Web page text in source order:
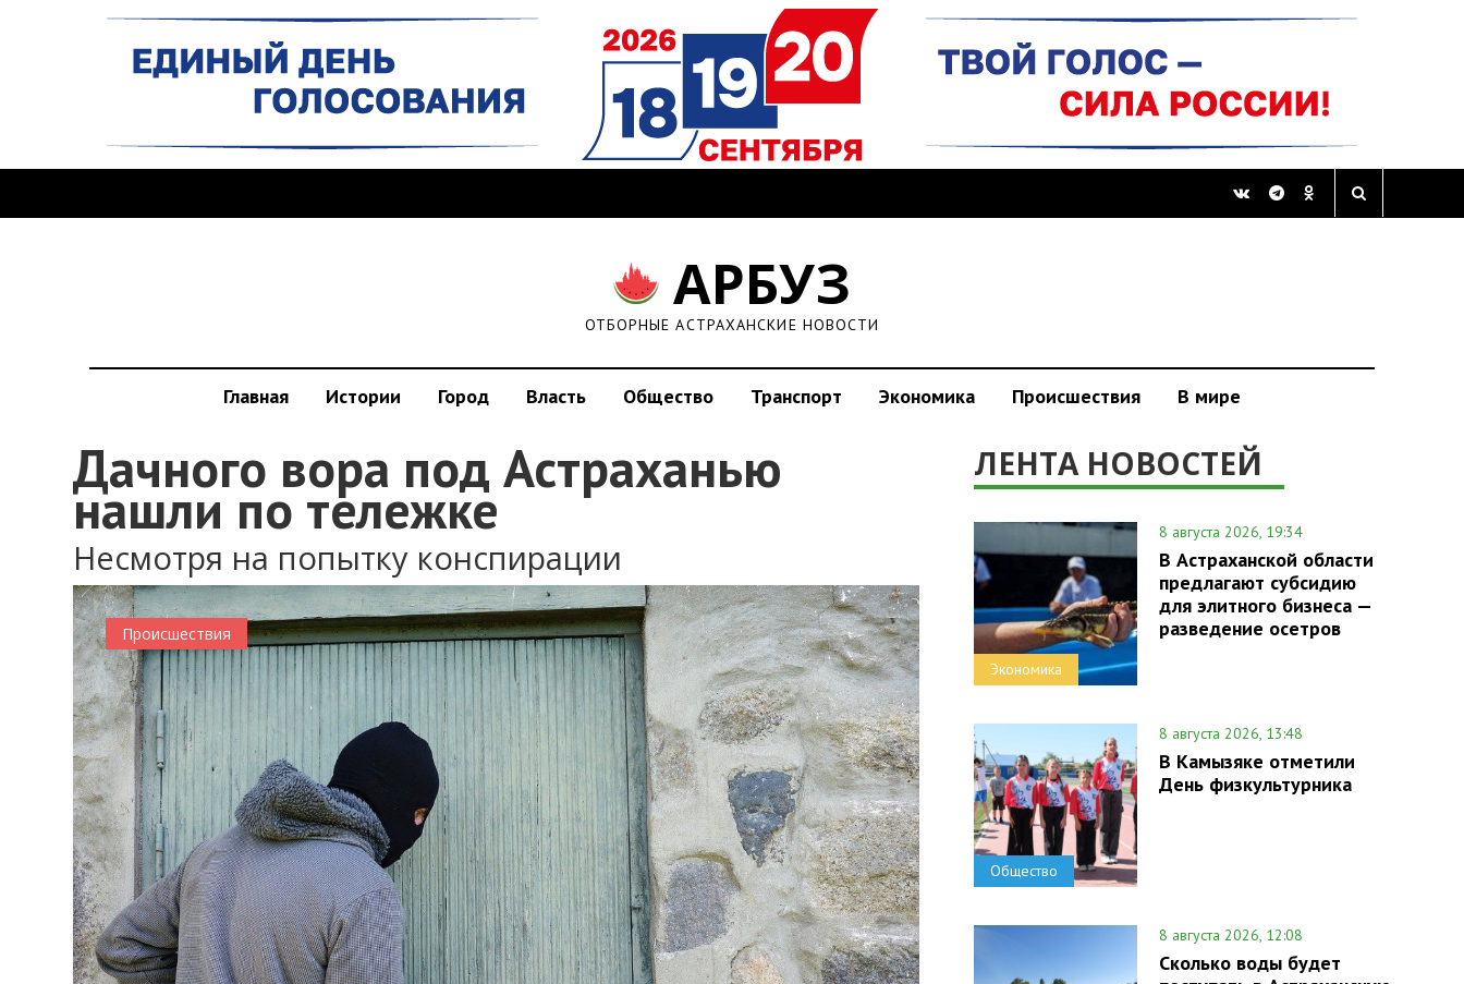
АРБУЗ
ОТБОРНЫЕ АСТРАХАНСКИЕ НОВОСТИ
Главная Истории Город Власть Общество Транспорт Экономика Происшествия В мире
Дачного вора под Астраханью
нашли по тележке
Несмотря на попытку конспирации
0
Происшествия
ЛЕНТА НОВОСТЕЙ
Экономика
8 августа 2026, 19:34
В Астраханской области
предлагают субсидию
для элитного бизнеса —
разведение осетров
Общество
8 августа 2026, 13:48
В Камызяке отметили
День физкультурника
8 августа 2026, 12:08
Сколько воды будет